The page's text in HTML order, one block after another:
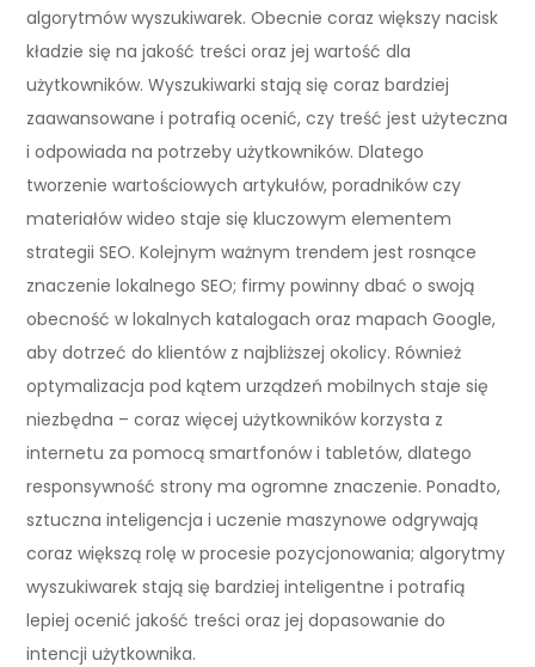
algorytmów wyszukiwarek. Obecnie coraz większy nacisk
kładzie się na jakość treści oraz jej wartość dla
użytkowników. Wyszukiwarki stają się coraz bardziej
zaawansowane i potrafią ocenić, czy treść jest użyteczna
i odpowiada na potrzeby użytkowników. Dlatego
tworzenie wartościowych artykułów, poradników czy
materiałów wideo staje się kluczowym elementem
strategii SEO. Kolejnym ważnym trendem jest rosnące
znaczenie lokalnego SEO; firmy powinny dbać o swoją
obecność w lokalnych katalogach oraz mapach Google,
aby dotrzeć do klientów z najbliższej okolicy. Również
optymalizacja pod kątem urządzeń mobilnych staje się
niezbędna – coraz więcej użytkowników korzysta z
internetu za pomocą smartfonów i tabletów, dlatego
responsywność strony ma ogromne znaczenie. Ponadto,
sztuczna inteligencja i uczenie maszynowe odgrywają
coraz większą rolę w procesie pozycjonowania; algorytmy
wyszukiwarek stają się bardziej inteligentne i potrafią
lepiej ocenić jakość treści oraz jej dopasowanie do
intencji użytkownika.